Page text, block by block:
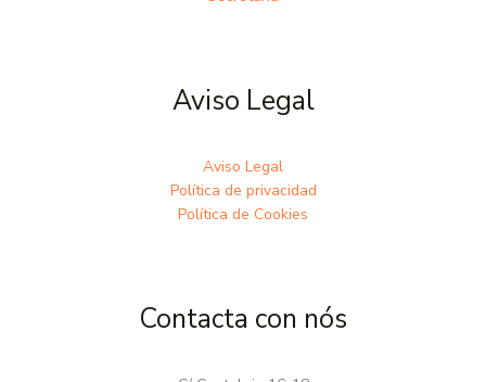
Aviso Legal
Aviso Legal
Política de privacidad
Política de Cookies
Contacta con nós